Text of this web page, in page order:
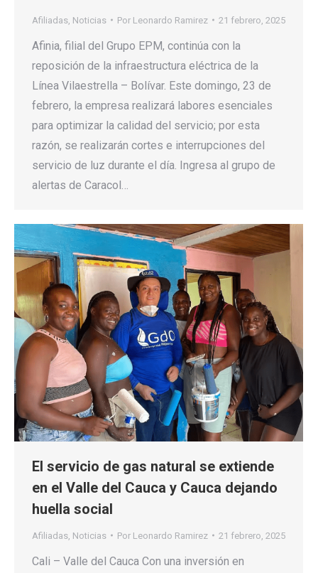
Afiliadas Noticias Por Leonardo Ramirez 21 febrero, 2025
Afinia, filial del Grupo EPM, continúa con la
reposición de la infraestructura eléctrica de la
Línea Vilaestrella – Bolívar. Este domingo, 23 de
febrero, la empresa realizará labores esenciales
para optimizar la calidad del servicio; por esta
razón, se realizarán cortes e interrupciones del
servicio de luz durante el día. Ingresa al grupo de
alertas de Caracol…
El servicio de gas natural se extiende
en el Valle del Cauca y Cauca dejando
huella social
Afiliadas Noticias Por Leonardo Ramirez 21 febrero, 2025
Cali – Valle del Cauca Con una inversión en